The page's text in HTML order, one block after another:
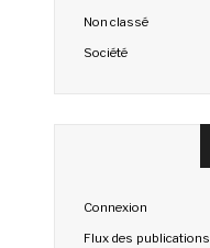
Non classé
Société
Connexion
Flux des publications